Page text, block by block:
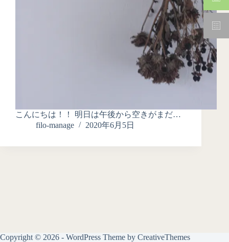
こんにちは！！ 明日は午後から空きがまだ…
filo-manage
2020年6月5日
Copyright © 2026 - WordPress Theme by CreativeThemes